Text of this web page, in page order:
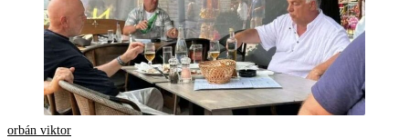
orbán viktor